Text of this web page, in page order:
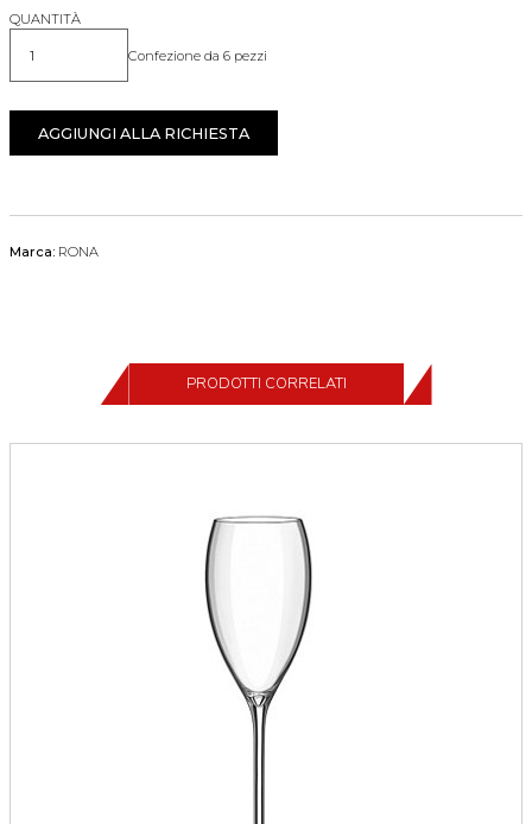
QUANTITÀ
Quantità Confezione da 6 pezzi
AGGIUNGI ALLA RICHIESTA
Marca: RONA
PRODOTTI CORRELATI